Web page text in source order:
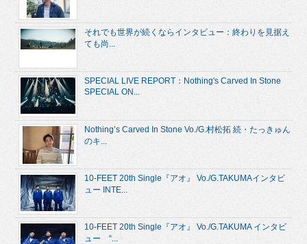
それでも世界が続くならインタビュー：終わりを見据え
ても尚...
SPECIAL LIVE REPORT：Nothing's Carved In Stone
SPECIAL ON...
Nothing’s Carved In Stone Vo./G.村松拓 続・たっきゅん
のキ...
10-FEET 20th Single『アオ』 Vo./G.TAKUMAインタビ
ュー INTE...
10-FEET 20th Single『アオ』 Vo./G.TAKUMA インタビ
ュー “...